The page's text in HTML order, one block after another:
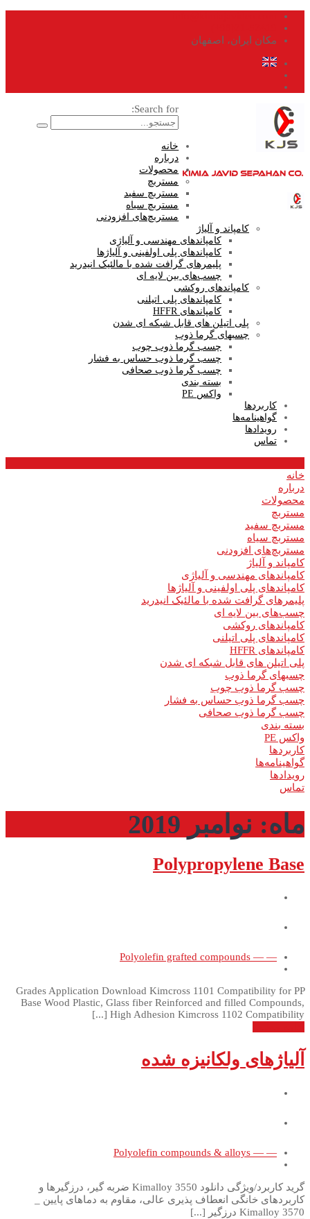
مکان
ایران، اصفهان
Search for:
خانه
درباره
محصولات
مستربچ
مستربچ سفید
مستربچ سیاه
مستربچ‌های افزودنی
کامپاند و آلیاژ
کامپاندهای مهندسی و آلیاژی
کامپاندهای پلی اولفینی و آلیاژها
پلیمرهای گرافت شده با مالئیک انیدرید
چسب‌های بین لایه ای
کامپاندهای روکشی
کامپاندهای پلی اتیلنی
کامپاندهای HFFR
پلی اتیلن های قابل شبکه ای شدن
چسبهای گرما ذوب
چسب گرما ذوب چوب
چسب گرما­ ذوب حساس به فشار
چسب گرما ذوب صحافی
بسته بندی
واکس PE
کاربردها
گواهینامه‌ها
رویدادها
تماس
خانه
درباره
محصولات
مستربچ
مستربچ سفید
مستربچ سیاه
مستربچ‌های افزودنی
کامپاند و آلیاژ
کامپاندهای مهندسی و آلیاژی
کامپاندهای پلی اولفینی و آلیاژها
پلیمرهای گرافت شده با مالئیک انیدرید
چسب‌های بین لایه ای
کامپاندهای روکشی
کامپاندهای پلی اتیلنی
کامپاندهای HFFR
پلی اتیلن های قابل شبکه ای شدن
چسبهای گرما ذوب
چسب گرما ذوب چوب
چسب گرما­ ذوب حساس به فشار
چسب گرما ذوب صحافی
بسته بندی
واکس PE
کاربردها
گواهینامه‌ها
رویدادها
تماس
ماه: نوامبر 2019
Polypropylene Base
— — Polyolefin grafted compounds
Grades Application Download Kimcross 1101 Compatibility for PP
Base Wood Plastic, Glass fiber Reinforced and filled Compounds,
High Adhesion Kimcross 1102 Compatibility [...]
آلیاژهای ولکانیزه شده
— — Polyolefin compounds & alloys
گرید کاربرد/ویژگی دانلود Kimalloy 3550 ضربه گیر، درزگیرها و
کاربردهای خانگی انعطاف پذیری عالی، مقاوم به دماهای پایین _
Kimalloy 3570 درزگیر [...]